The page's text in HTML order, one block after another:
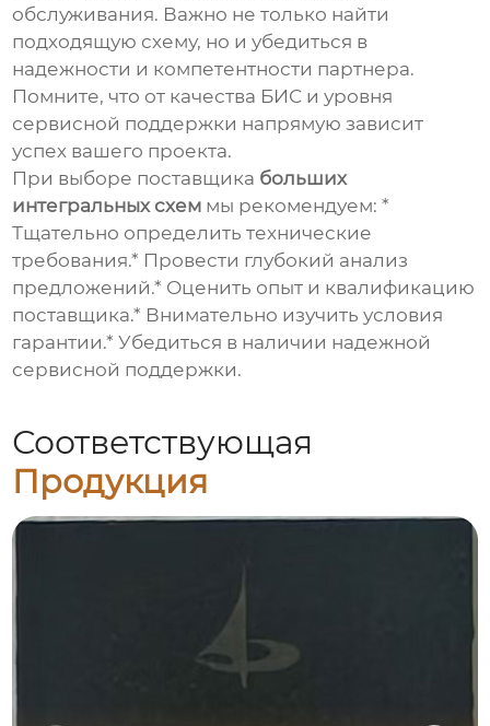
обслуживания. Важно не только найти
подходящую схему, но и убедиться в
надежности и компетентности партнера.
Помните, что от качества БИС и уровня
сервисной поддержки напрямую зависит
успех вашего проекта.
При выборе поставщика больших
интегральных схем мы рекомендуем: *
Тщательно определить технические
требования.* Провести глубокий анализ
предложений.* Оценить опыт и квалификацию
поставщика.* Внимательно изучить условия
гарантии.* Убедиться в наличии надежной
сервисной поддержки.
Соответствующая
Продукция